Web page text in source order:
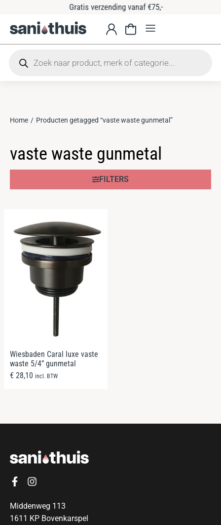
Gratis verzending vanaf €75,-
Je bent hier:
Home Producten getagged “vaste waste gunmetal”
vaste waste gunmetal
FILTERS
Wiesbaden Caral luxe vaste
waste 5/4” gunmetal
€ 28,10 incl. BTW
Middenweg 113
1611 KP Bovenkarspel